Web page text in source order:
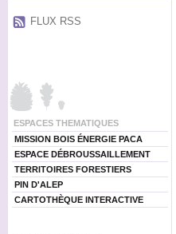
FLUX RSS
ESPACES THEMATIQUES
MISSION BOIS ÉNERGIE PACA
ESPACE DÉBROUSSAILLEMENT
TERRITOIRES FORESTIERS
PIN D'ALEP
CARTOTHÈQUE INTERACTIVE